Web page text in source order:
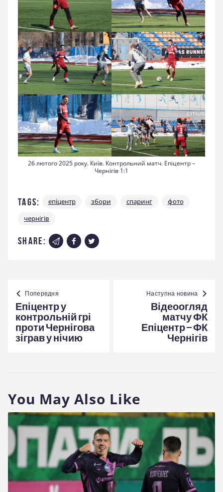
26 лютого 2025 року. Київ. Контрольний матч. Епіцентр –
Чернігів 1:1
Tags: епіцентр збори спаринг
фото
чернігів
share:
Навігація
записів
Попередня
Епіцентр у
контрольній грі
проти Чернігова
зіграв у нічию
Наступна новина
Відеоогляд
матчу ФК
Епіцентр – ФК
Чернігів
You May Also Like